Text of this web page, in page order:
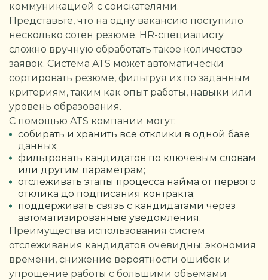
коммуникацией с соискателями.
Представьте, что на одну вакансию поступило
несколько сотен резюме. HR-специалисту
сложно вручную обработать такое количество
заявок. Система ATS может автоматически
сортировать резюме, фильтруя их по заданным
критериям, таким как опыт работы, навыки или
уровень образования.
С помощью ATS компании могут:
собирать и хранить все отклики в одной базе
данных;
фильтровать кандидатов по ключевым словам
или другим параметрам;
отслеживать этапы процесса найма от первого
отклика до подписания контракта;
поддерживать связь с кандидатами через
автоматизированные уведомления.
Преимущества использования систем
отслеживания кандидатов очевидны: экономия
времени, снижение вероятности ошибок и
упрощение работы с большими объёмами